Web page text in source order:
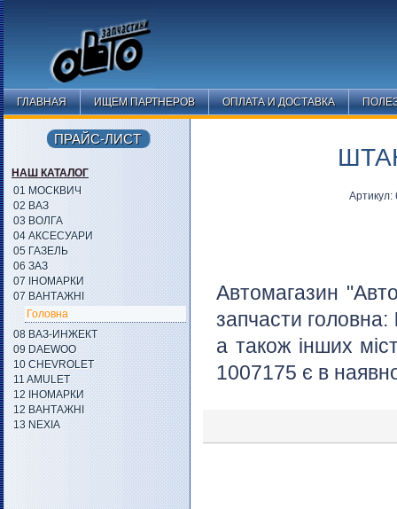
ГЛАВНАЯ ИЩЕМ ПАРТНЕРОВ ОПЛАТА И ДОСТАВКА
Автомагазин
запчасти головна:
а також інших
1007175 є в
ПРАЙС-ЛИСТ
НАШ КАТАЛОГ
01 МОСКВИЧ
02 ВАЗ
03 ВОЛГА
04 АКСЕСУАРИ
05 ГАЗЕЛЬ
06 ЗАЗ
07 ІНОМАРКИ
07 ВАНТАЖНІ
Головна
08 ВАЗ-ИНЖЕКТ
09 DAEWOO
10 CHEVROLET
11 AMULET
12 ІНОМАРКИ
12 ВАНТАЖНІ
13 NEXIA